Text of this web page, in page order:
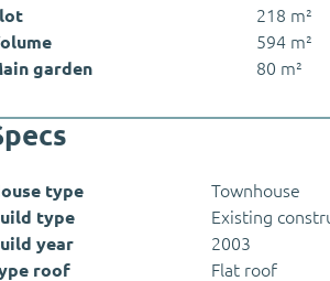
218 m²
594 m²
garden
80 m²
type
Townhouse
type
Existing
year
2003
roof
Flat roof